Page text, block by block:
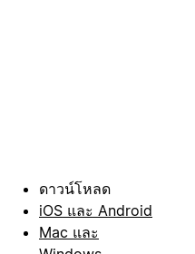
ดาวน์โหลด
iOS และ Android
Mac และ